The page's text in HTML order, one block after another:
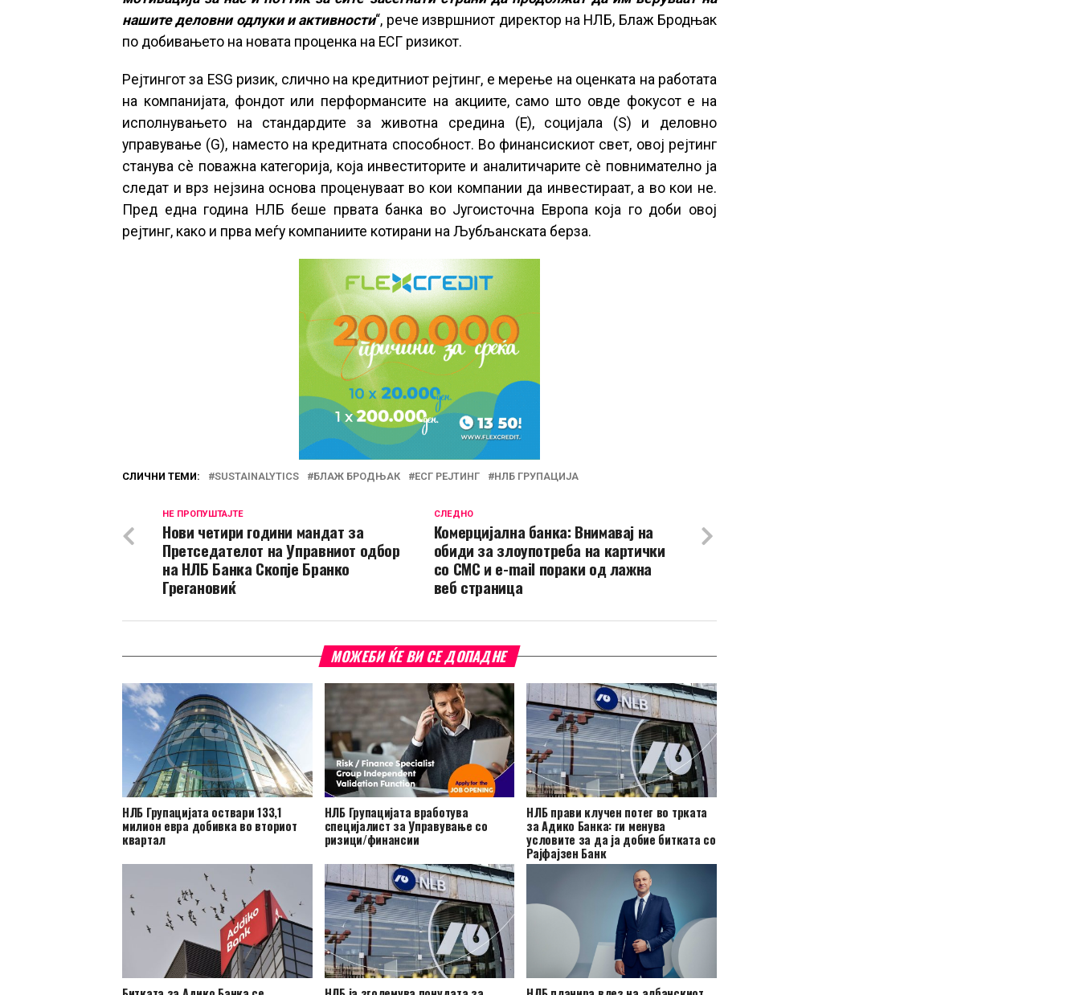
нашите деловни одлуки и активности“, рече извршниот директор на НЛБ, Блаж Бродњак
по добивањето на новата проценка на ЕСГ ризикот.
Рејтингот за ESG ризик, слично на кредитниот рејтинг, е мерење на оценката на работата
на компанијата, фондот или перформансите на акциите, само што овде фокусот е на
исполнувањето на стандардите за животна средина (E), социјала (S) и деловно
управување (G), наместо на кредитната способност. Во финансискиот свет, овој рејтинг
станува сè поважна категорија, која инвеститорите и аналитичарите сè повнимателно ја
следат и врз нејзина основа проценуваат во кои компании да инвестираат, а во кои не.
Пред една година НЛБ беше првата банка во Југоисточна Европа која го доби овој
рејтинг, како и прва меѓу компаниите котирани на Љубљанската берза.
СЛИЧНИ ТЕМИ: SUSTAINALYTICS БЛАЖ БРОДЊАК ЕСГ РЕЈТИНГ НЛБ ГРУПАЦИЈА
СЛЕДНО
Комерцијална банка: Внимавај на
обиди за злоупотреба на картички
со СМС и e-mail пораки од лажна
веб страница
НЕ ПРОПУШТАЈТЕ
Нови четири години мандат за
Претседателот на Управниот одбор
на НЛБ Банка Скопје Бранко
Грегановиќ
МОЖЕБИ ЌЕ ВИ СЕ ДОПАДНЕ
НЛБ Групацијата оствари 133,1
милион евра добивка во вториот
квартал
НЛБ Групацијата вработува
специјалист за Управување со
ризици/финансии
НЛБ прави клучен потег во трката
за Адико Банка: ги менува
условите за да ја добие битката со
Рајфајзен Банк